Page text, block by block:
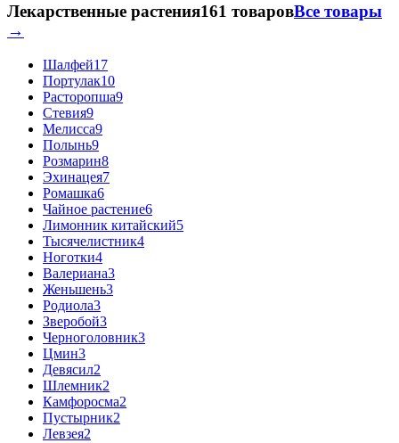
Лекарственные растения161 товаровВсе товары
→
Шалфей17
Портулак10
Расторопша9
Стевия9
Мелисса9
Полынь9
Розмарин8
Эхинацея7
Ромашка6
Чайное растение6
Лимонник китайский5
Тысячелистник4
Ноготки4
Валериана3
Женьшень3
Родиола3
Зверобой3
Черноголовник3
Цмин3
Девясил2
Шлемник2
Камфоросма2
Пустырник2
Левзея2